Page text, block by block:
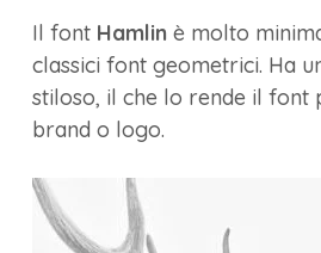
Il font Hamlin è molto
classici font geometrici. Ha
stiloso, il che lo rende il font
brand o logo.